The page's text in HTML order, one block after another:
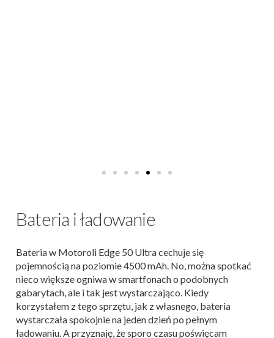
Bateria i ładowanie
Bateria w Motoroli Edge 50 Ultra cechuje się
pojemnością na poziomie 4500 mAh. No, można spotkać
nieco większe ogniwa w smartfonach o podobnych
gabarytach, ale i tak jest wystarczająco. Kiedy
korzystałem z tego sprzętu, jak z własnego, bateria
wystarczała spokojnie na jeden dzień po pełnym
ładowaniu. A przyznaję, że sporo czasu poświęcam